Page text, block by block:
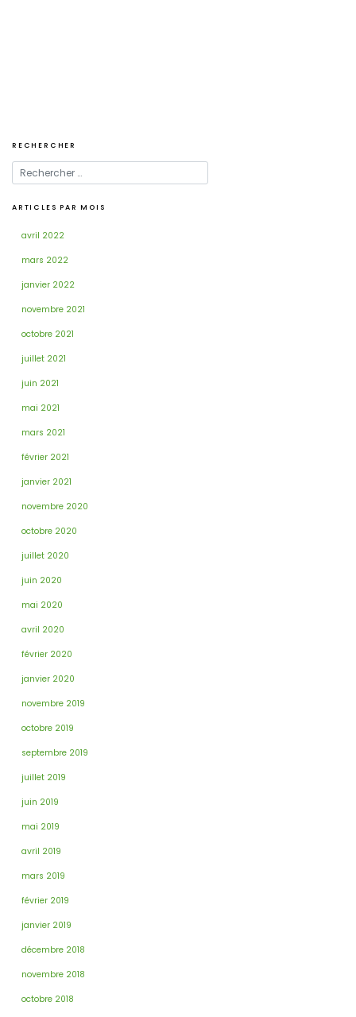
RECHERCHER
ARTICLES PAR MOIS
avril 2022
mars 2022
janvier 2022
novembre 2021
octobre 2021
juillet 2021
juin 2021
mai 2021
mars 2021
février 2021
janvier 2021
novembre 2020
octobre 2020
juillet 2020
juin 2020
mai 2020
avril 2020
février 2020
janvier 2020
novembre 2019
octobre 2019
septembre 2019
juillet 2019
juin 2019
mai 2019
avril 2019
mars 2019
février 2019
janvier 2019
décembre 2018
novembre 2018
octobre 2018